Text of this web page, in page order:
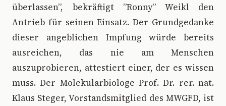
überlassen”, bekräftigt ”Ronny” Weikl den
Antrieb für seinen Einsatz. Der Grundgedanke
dieser angeblichen Impfung würde bereits
ausreichen, das nie am Menschen
auszuprobieren, attestiert einer, der es wissen
muss. Der Molekularbiologe Prof. Dr. rer. nat.
Klaus Steger, Vorstandsmitglied des MWGFD, ist